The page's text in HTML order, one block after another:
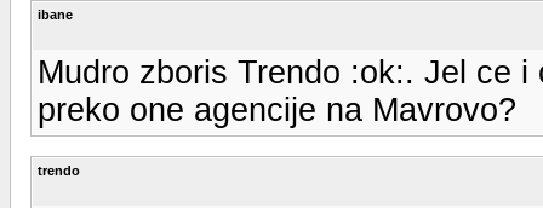
ibane
Mudro zboris Trendo :ok:. Jel ce
preko one agencije na Mavrovo?
trendo